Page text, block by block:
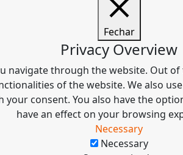
Fechar
Privacy Overview
navigate through the website. Out
of the website. We also
consent. You also have the
have an effect on your browsing
Necessary
Necessary